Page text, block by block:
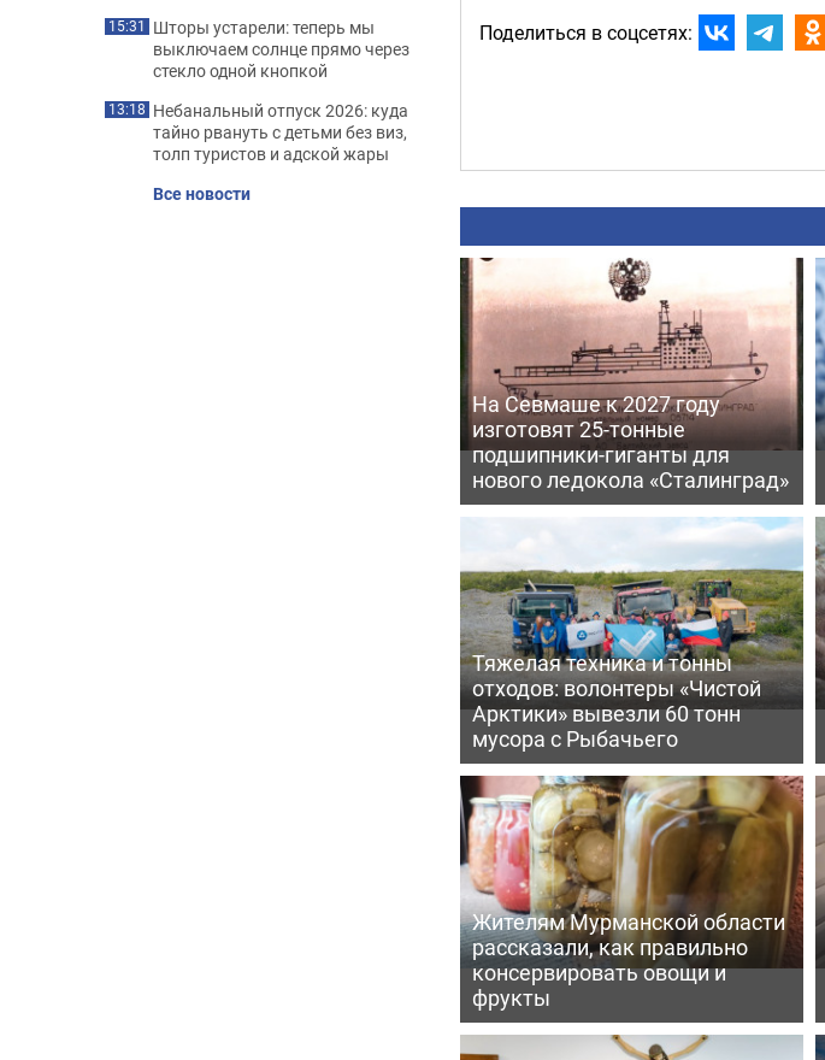
Поделиться в соцсетях:
На Севмаше к 2027 году
изготовят 25-тонные
подшипники-гиганты для
нового ледокола «Сталинград»
Тяжелая техника и тонны
отходов: волонтеры «Чистой
Арктики» вывезли 60 тонн
мусора с Рыбачьего
Жителям Мурманской области
рассказали, как правильно
консервировать овощи и
фрукты
15:31 Шторы устарели: теперь мы
выключаем солнце прямо через
стекло одной кнопкой
13:18 Небанальный отпуск 2026: куда
тайно рвануть с детьми без виз,
толп туристов и адской жары
Все новости